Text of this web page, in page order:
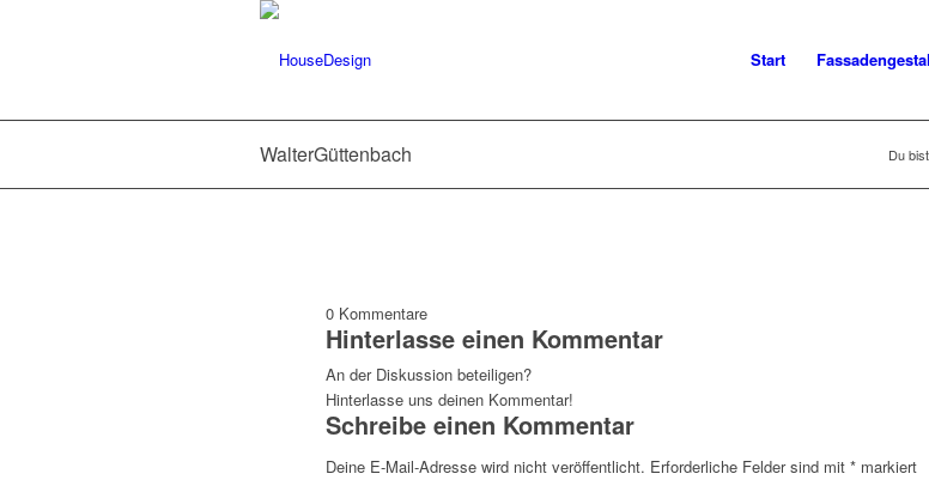
Start
WalterGüttenbach Du
0 Kommentare
Hinterlasse einen Kommentar
An der Diskussion beteiligen?
Hinterlasse uns deinen Kommentar!
Schreibe einen Kommentar
Deine E-Mail-Adresse wird nicht veröffentlicht. Erforderliche Felder sind mit * markiert